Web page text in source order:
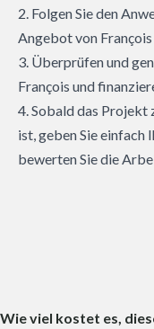
2. Folgen Sie den
Angebot von
3. Überprüfen und
François und
4. Sobald das Projekt
ist, geben Sie einfach
bewerten Sie die
Wie viel kostet es,